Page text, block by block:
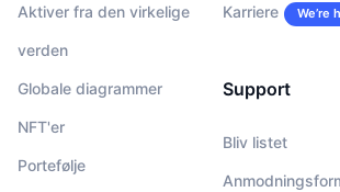
Aktiver fra den virkelige
verden
Globale diagrammer
NFT'er
Portefølje
Karriere We’re
Support
Bliv listet